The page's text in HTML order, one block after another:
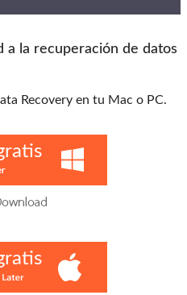
a la recuperación de datos
Recovery en tu Mac o PC.